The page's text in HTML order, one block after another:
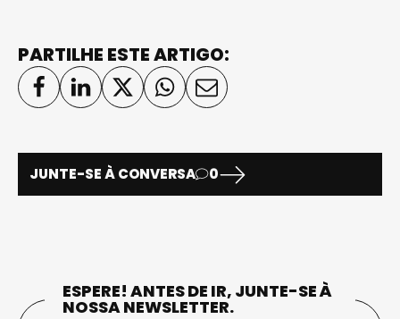
PARTILHE ESTE ARTIGO:
JUNTE-SE À CONVERSA 0
ESPERE! ANTES DE IR, JUNTE-SE À
NOSSA NEWSLETTER.